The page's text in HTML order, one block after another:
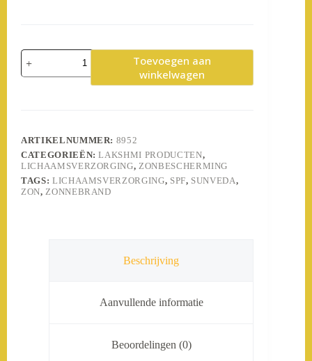
Sunveda
Hydra
Sun
aantal
Toevoegen aan
winkelwagen
ARTIKELNUMMER: 8952
CATEGORIEËN:LAKSHMI PRODUCTEN,
LICHAAMSVERZORGING, ZONBESCHERMING
TAGS: LICHAAMSVERZORGING, SPF, SUNVEDA,
ZON, ZONNEBRAND
Beschrijving
Aanvullende informatie
Beoordelingen (0)